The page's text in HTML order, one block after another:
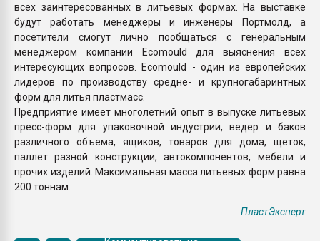
всех заинтересованных в литьевых формах. На выставке
будут работать менеджеры и инженеры Портмолд, а
посетители смогут лично пообщаться с генеральным
менеджером компании Ecomould для выяснения всех
интересующих вопросов. Ecomould - один из европейских
лидеров по производству средне- и крупногабаринтных
форм для литья пластмасс.
Предприятие имеет многолетний опыт в выпуске литьевых
пресс-форм для упаковочной индустрии, ведер и баков
различного объема, ящиков, товаров для дома, щеток,
паллет разной конструкции, автокомпонентов, мебели и
прочих изделий. Максимальная масса литьевых форм равна
200 тоннам.
ПластЭксперт